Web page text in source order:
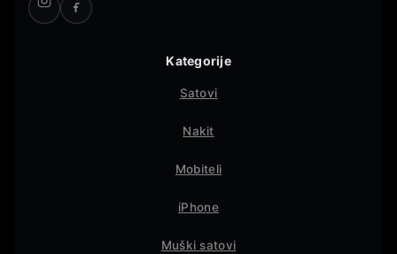
Kategorije
Satovi
Nakit
Mobiteli
iPhone
Muški satovi